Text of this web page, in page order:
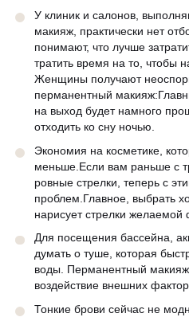
У клиник и салонов,
макияж, практически нет
понимают, что лучше
тратить время на то, чтобы
Женщины получают
перманентный
на выход будет намного
отходить ко сну ночью.
Экономия на косметике,
меньше.Если вам раньше с
ровные стрелки, теперь с
проблем.Главное, выбрать
нарисует стрелки желаемой
Для посещения бассейна,
думать о туше, которая
воды. Перманентный
воздействие внешних
Тонкие брови сейчас не